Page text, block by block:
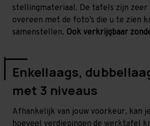
stellingmateriaal. De tafels zijn zeer
overeen met de foto’s die u te zien
samenstellen. Ook verkrijgbaar
Enkellaags,
met 3 niveaus
Afhankelijk van jouw voorkeur, kan